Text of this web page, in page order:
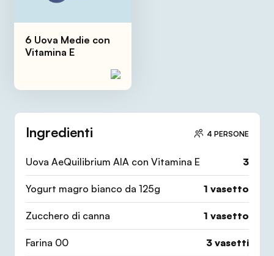
Ingredienti 4 PERSONE
Uova AeQuilibrium AIA con Vitamina E 3
Yogurt magro bianco da 125g 1 vasetto
Zucchero di canna 1 vasetto
Farina 00 3vasetti
6 Uova Medie con
Vitamina E